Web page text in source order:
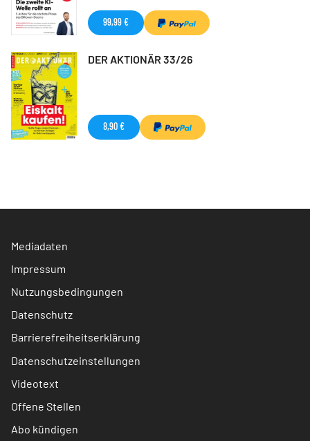
99,99 €
DER AKTIONÄR 33/26
8,90 €
Mediadaten
Impressum
Nutzungsbedingungen
Datenschutz
Barrierefreiheitserklärung
Datenschutzeinstellungen
Videotext
Offene Stellen
Abo kündigen